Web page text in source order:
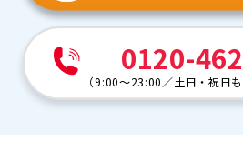
0120-
（9:00～23:00／土日・祝日